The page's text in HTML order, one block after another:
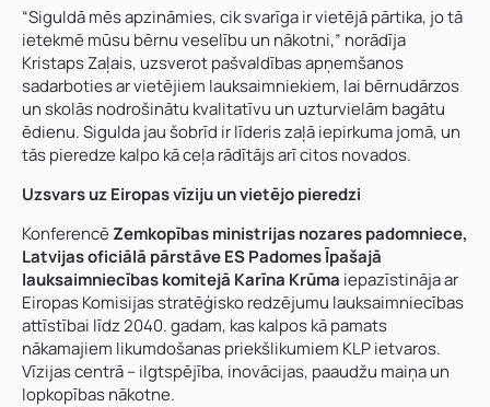
“Siguldā mēs apzināmies, cik svarīga ir vietējā pārtika, jo tā
ietekmē mūsu bērnu veselību un nākotni,” norādīja
Kristaps Zaļais, uzsverot pašvaldības apņemšanos
sadarboties ar vietējiem lauksaimniekiem, lai bērnudārzos
un skolās nodrošinātu kvalitatīvu un uzturvielām bagātu
ēdienu. Sigulda jau šobrīd ir līderis zaļā iepirkuma jomā, un
tās pieredze kalpo kā ceļa rādītājs arī citos novados.
Uzsvars uz Eiropas vīziju un vietējo pieredzi
KonferencēZemkopības ministrijas nozares padomniece,
Latvijas oficiālā pārstāve ES Padomes Īpašajā
lauksaimniecības komitejā Karīna Krūma iepazīstināja ar
Eiropas Komisijas stratēģisko redzējumu lauksaimniecības
attīstībai līdz 2040. gadam, kas kalpos kā pamats
nākamajiem likumdošanas priekšlikumiem KLP ietvaros.
Vīzijas centrā – ilgtspējība, inovācijas, paaudžu maiņa un
lopkopības nākotne.